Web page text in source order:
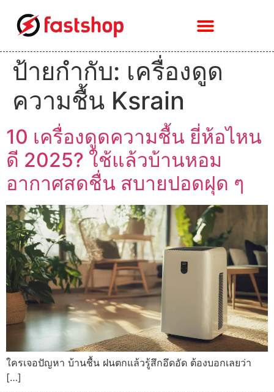
ป้ายกำกับ: เครื่องดูด
ความชื้น Ksrain
10 เครื่องดูดความชื้น ยี่ห้อไหน
ดี 2025? ใช้แล้วบ้านหอม
อากาศสดชื่น สบายปอดฝุด ๆ
ใครเจอปัญหา บ้านชื้น ฝนตกแล้วรู้สึกอึดอัด ต้องบอกเลยว่า
[…]